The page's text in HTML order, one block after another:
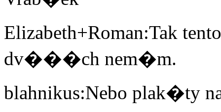
Elizabeth+Roman:Tak
dv���ch nem�m.
blahnikus:Nebo plak�ty